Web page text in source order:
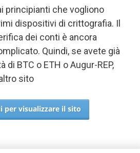
principianti che vogliono
dispositivi di crittografia. Il
dei conti è ancora
Quindi, se avete già
di BTC o ETH o Augur-REP,
sito
per visualizzare il sito